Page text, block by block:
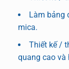
Làm bảng
mica.
Thiết kế /
quang cao và